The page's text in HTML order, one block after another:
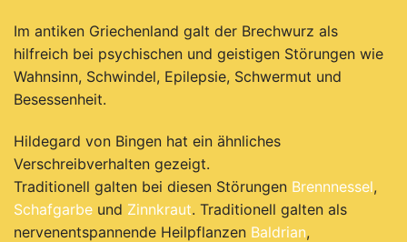
Im antiken Griechenland galt der Brechwurz als
hilfreich bei psychischen und geistigen Störungen wie
Wahnsinn, Schwindel, Epilepsie, Schwermut und
Besessenheit.
Hildegard von Bingen hat ein ähnliches
Verschreibverhalten gezeigt.
Traditionell galten bei diesen Störungen Brennnessel,
Schafgarbe und Zinnkraut. Traditionell galten als
nervenentspannende Heilpflanzen Baldrian,